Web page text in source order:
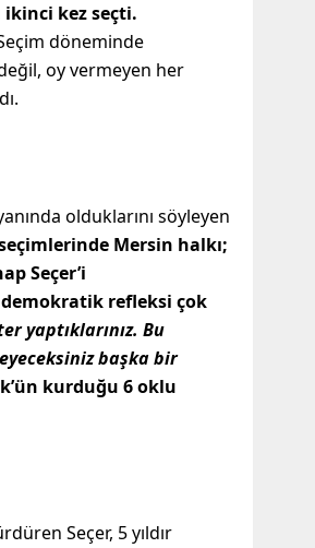
kez seçti.
döneminde
oy vermeyen her
olduklarını söyleyen
Mersin halkı;
Seçer’i
demokratik refleksi çok
yaptıklarınız. Bu
başka bir
kurduğu 6 oklu
Seçer, 5 yıldır